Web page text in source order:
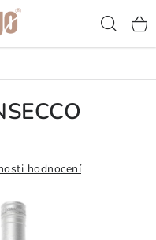
hodnocení